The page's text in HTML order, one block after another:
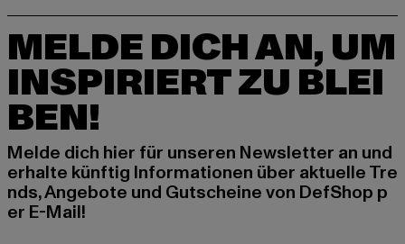
MELDE DICH AN, UM
INSPIRIERT ZU BLEI
BEN!
Melde dich hier für unseren Newsletter an und
erhalte künftig Informationen über aktuelle Tre
nds, Angebote und Gutscheine von DefShop p
er E-Mail!